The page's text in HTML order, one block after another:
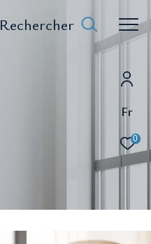
Fr
0
Rechercher